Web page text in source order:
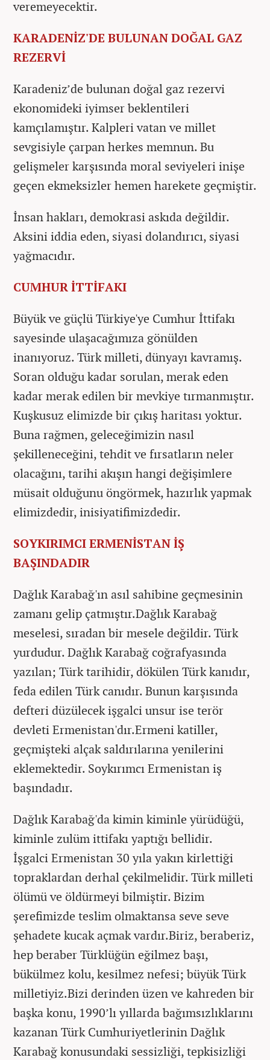
veremeyecektir.
KARADENİZ'DE BULUNAN DOĞAL GAZ
REZERVİ
Karadeniz’de bulunan doğal gaz rezervi
ekonomideki iyimser beklentileri
kamçılamıştır. Kalpleri vatan ve millet
sevgisiyle çarpan herkes memnun. Bu
gelişmeler karşısında moral seviyeleri inişe
geçen ekmeksizler hemen harekete geçmiştir.
İnsan hakları, demokrasi askıda değildir.
Aksini iddia eden, siyasi dolandırıcı, siyasi
yağmacıdır.
CUMHUR İTTİFAKI
Büyük ve güçlü Türkiye'ye Cumhur İttifakı
sayesinde ulaşacağımıza gönülden
inanıyoruz. Türk milleti, dünyayı kavramış.
Soran olduğu kadar sorulan, merak eden
kadar merak edilen bir mevkiye tırmanmıştır.
Kuşkusuz elimizde bir çıkış haritası yoktur.
Buna rağmen, geleceğimizin nasıl
şekilleneceğini, tehdit ve fırsatların neler
olacağını, tarihi akışın hangi değişimlere
müsait olduğunu öngörmek, hazırlık yapmak
elimizdedir, inisiyatifimizdedir.
SOYKIRIMCI ERMENİSTAN İŞ
BAŞINDADIR
Dağlık Karabağ'ın asıl sahibine geçmesinin
zamanı gelip çatmıştır.Dağlık Karabağ
meselesi, sıradan bir mesele değildir. Türk
yurdudur. Dağlık Karabağ coğrafyasında
yazılan; Türk tarihidir, dökülen Türk kanıdır,
feda edilen Türk canıdır. Bunun karşısında
defteri düzülecek işgalci unsur ise terör
devleti Ermenistan'dır.Ermeni katiller,
geçmişteki alçak saldırılarına yenilerini
eklemektedir. Soykırımcı Ermenistan iş
başındadır.
Dağlık Karabağ'da kimin kiminle yürüdüğü,
kiminle zulüm ittifakı yaptığı bellidir.
İşgalci Ermenistan 30 yıla yakın kirlettiği
topraklardan derhal çekilmelidir. Türk milleti
ölümü ve öldürmeyi bilmiştir. Bizim
şerefimizde teslim olmaktansa seve seve
şehadete kucak açmak vardır.Biriz, beraberiz,
hep beraber Türklüğün eğilmez başı,
bükülmez kolu, kesilmez nefesi; büyük Türk
milletiyiz.Bizi derinden üzen ve kahreden bir
başka konu, 1990’lı yıllarda bağımsızlıklarını
kazanan Türk Cumhuriyetlerinin Dağlık
Karabağ konusundaki sessizliği, tepkisizliği